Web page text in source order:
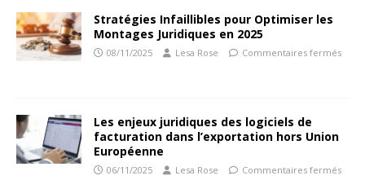
Stratégies Infaillibles pour Optimiser les
Montages Juridiques en 2025
08/11/2025 Lesa Rose Commentaires fermés
Les enjeux juridiques des logiciels de
facturation dans l’exportation hors Union
Européenne
06/11/2025 Lesa Rose Commentaires fermés